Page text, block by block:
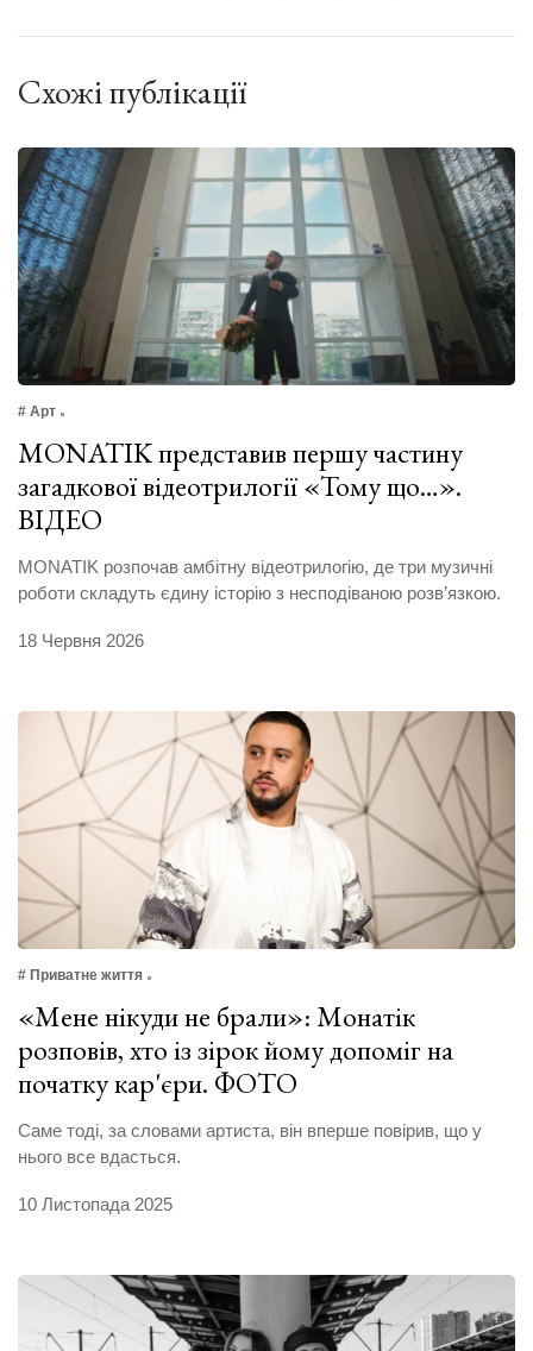
Схожі публікації
# Арт
MONATIK представив першу частину
загадкової відеотрилогії «Тому що…».
ВІДЕО
MONATIK розпочав амбітну відеотрилогію, де три музичні
роботи складуть єдину історію з несподіваною розв’язкою.
18 Червня 2026
# Приватне життя
«Мене нікуди не брали»: Монатік
розповів, хто із зірок йому допоміг на
початку кар'єри. ФОТО
Саме тоді, за словами артиста, він вперше повірив, що у
нього все вдасться.
10 Листопада 2025